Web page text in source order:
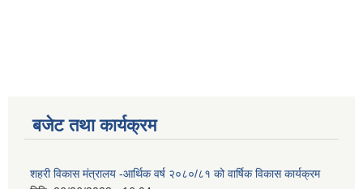
बजेट तथा कार्यक्रम
शहरी विकास मंत्रालय -आर्थिक वर्ष २०८०/८१ को वार्षिक विकास कार्यक्रम